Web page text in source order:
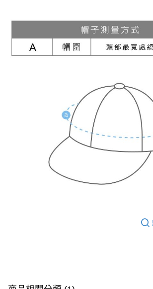
2.透過簡訊連結打開帳單後，可選擇「超商條碼／台
帳／街口支付／iPASS MONEY」等通路繳費。
用戶於交易時，得透過本服務購買商品或服務，並由
買賣價金債權讓與本公司後，依約使用本公司帳單繳
2.基於同意付款使用「大哥付你分期」之契約關係目
資料（包含姓名、電話或地址）提供予台灣大哥大進
由本公司與您本人進行分期帳單所需資料之確認、核
3.完整用戶服務條款，請詳閱以下連結：
https://
每筆NT$60，滿NT$1,200(含以上)免運費
7-11取貨付款
每筆NT$60，滿NT$1,500(含以上)免運費
每筆NT$100，滿NT$3,000(含以上)免運費